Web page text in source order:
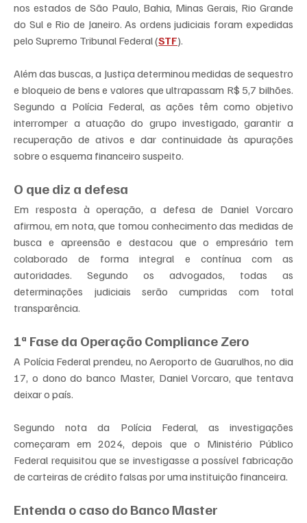
nos estados de São Paulo, Bahia, Minas Gerais, Rio Grande
do Sul e Rio de Janeiro. As ordens judiciais foram expedidas
pelo Supremo Tribunal Federal (STF).
Além das buscas, a Justiça determinou medidas de sequestro
e bloqueio de bens e valores que ultrapassam R$ 5,7 bilhões.
Segundo a Polícia Federal, as ações têm como objetivo
interromper a atuação do grupo investigado, garantir a
recuperação de ativos e dar continuidade às apurações
sobre o esquema financeiro suspeito.
O que diz a defesa
Em resposta à operação, a defesa de Daniel Vorcaro
afirmou, em nota, que tomou conhecimento das medidas de
busca e apreensão e destacou que o empresário tem
colaborado de forma integral e contínua com as
autoridades. Segundo os advogados, todas as
determinações judiciais serão cumpridas com total
transparência.
1ª Fase da Operação Compliance Zero
​A Polícia Federal prendeu, no Aeroporto de Guarulhos, no dia
17, o dono do banco Master, Daniel Vorcaro, que tentava
deixar o país.
Segundo nota da Polícia Federal, as investigações
começaram em 2024, depois que o Ministério Público
Federal requisitou que se investigasse a possível fabricação
de carteiras de crédito falsas por uma instituição financeira.
Entenda o caso do Banco Master